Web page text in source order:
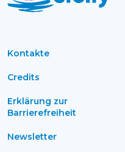
Kontakte
Credits
Erklärung zur
Barrierefreiheit
Newsletter